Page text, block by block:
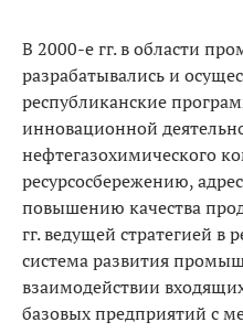
В 2000-е гг. в области
разрабатывались и
республиканские
инновационной
нефтегазохимического
ресурсосбережению,
повышению качества
гг. ведущей стратегией в
система развития
взаимодействии
базовых предприятий с